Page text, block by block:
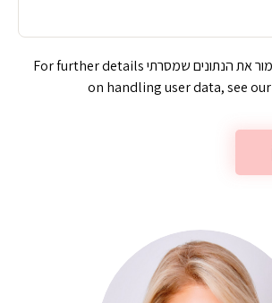
אני מאשר/ת לשמור את הנתונים שמסרתי For further details
on handling user data, see our